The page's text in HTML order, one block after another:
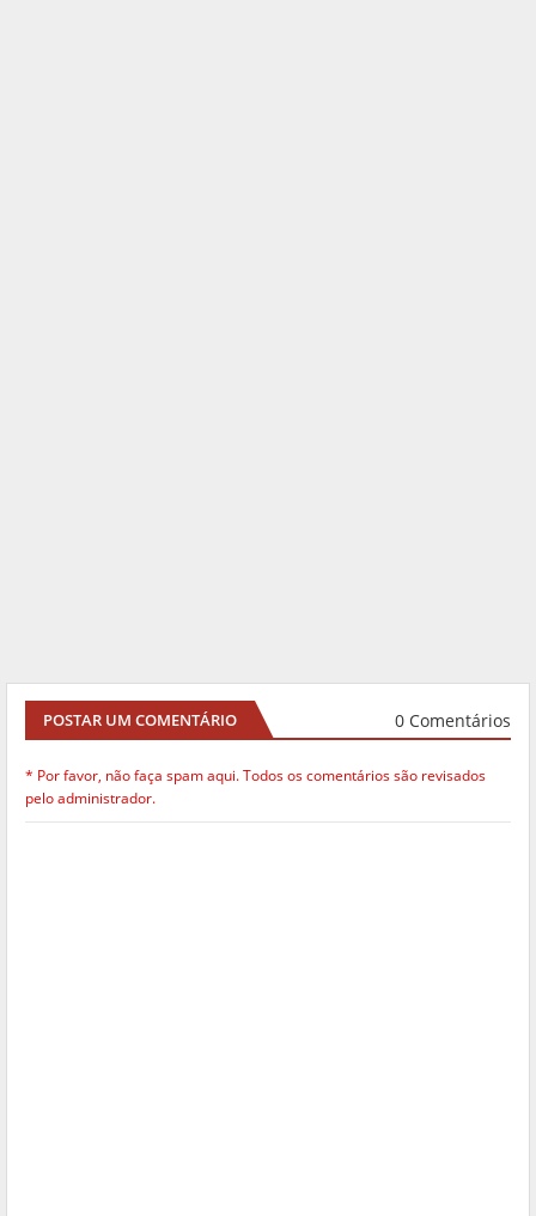
POSTAR UM COMENTÁRIO 0 Comentários
* Por favor, não faça spam aqui. Todos os comentários são revisados
pelo administrador.